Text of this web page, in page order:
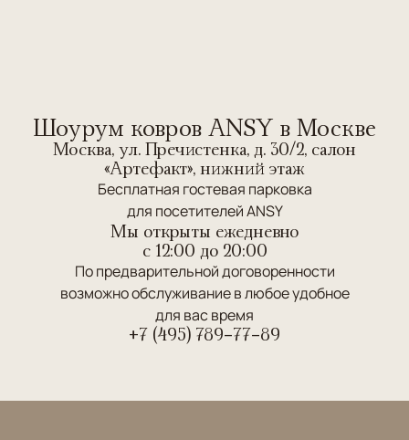
Шоурум ковров ANSY в Москве
Москва, ул. Пречистенка, д. 30/2, салон
«Артефакт», нижний этаж
Бесплатная гостевая парковка
для посетителей ANSY
Мы открыты ежедневно
c 12:00 до 20:00
По предварительной договоренности
возможно обслуживание в любое удобное
для вас время
+7 (495) 789-77-89